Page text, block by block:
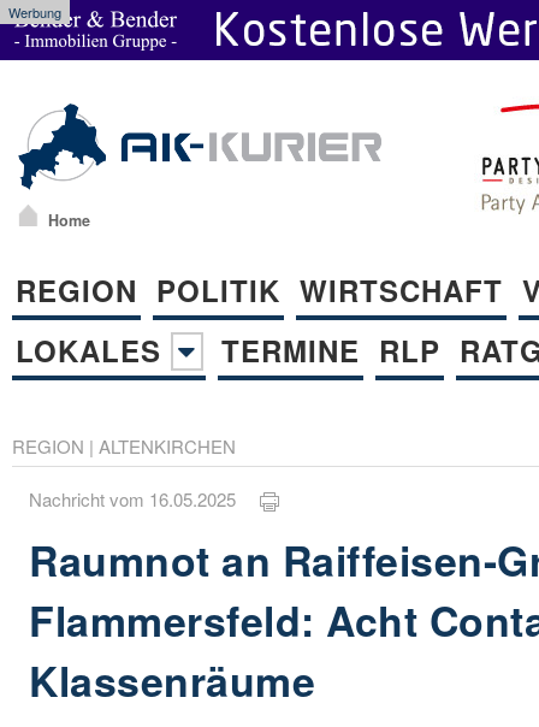
Werbung
Home
REGION POLITIK WIRTSCHAFT
LOKALES
TERMINE RLP
REGION | ALTENKIRCHEN
Nachricht vom 16.05.2025
Raumnot an Raiffeisen-
Flammersfeld: Acht
Klassenräume